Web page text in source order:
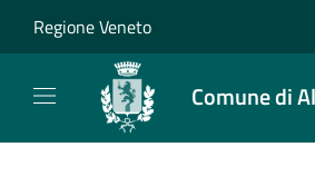
Regione Veneto
Comune di